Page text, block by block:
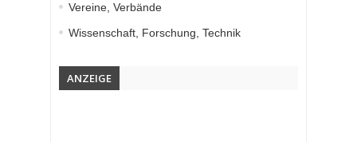
Vereine, Verbände
Wissenschaft, Forschung, Technik
ANZEIGE